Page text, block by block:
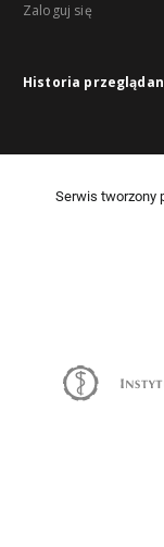
Zaloguj się
Historia
Serwis tworzony